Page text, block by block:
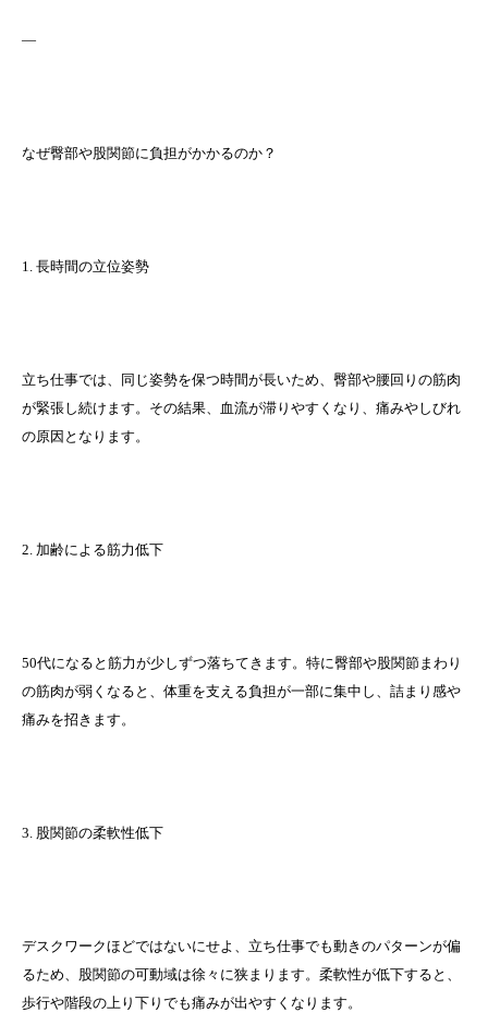
—
なぜ臀部や股関節に負担がかかるのか？
1. 長時間の立位姿勢
立ち仕事では、同じ姿勢を保つ時間が長いため、臀部や腰回りの筋肉
が緊張し続けます。その結果、血流が滞りやすくなり、痛みやしびれ
の原因となります。
2. 加齢による筋力低下
50代になると筋力が少しずつ落ちてきます。特に臀部や股関節まわり
の筋肉が弱くなると、体重を支える負担が一部に集中し、詰まり感や
痛みを招きます。
3. 股関節の柔軟性低下
デスクワークほどではないにせよ、立ち仕事でも動きのパターンが偏
るため、股関節の可動域は徐々に狭まります。柔軟性が低下すると、
歩行や階段の上り下りでも痛みが出やすくなります。